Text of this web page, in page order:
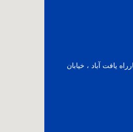
يافت آباد ، خيابان